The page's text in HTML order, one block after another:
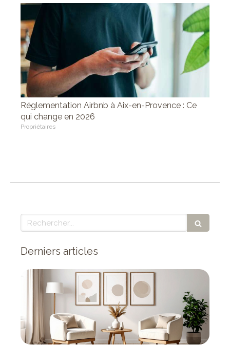
Réglementation Airbnb à Aix-en-Provence : Ce
qui change en 2026
Propriétaires
Rechercher
Derniers articles